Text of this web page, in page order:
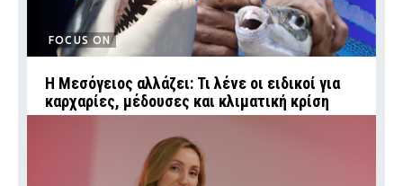
FOCUS ON
Η Μεσόγειος αλλάζει: Τι λένε οι ειδικοί για
καρχαρίες, μέδουσες και κλιματική κρίση